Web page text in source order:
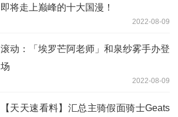
即将走上巅峰的十大国漫！
2022-08-09
滚动：「埃罗芒阿老师」和泉纱雾手办登
场
2022-08-09
【天天速看料】汇总主骑假面骑士Geats